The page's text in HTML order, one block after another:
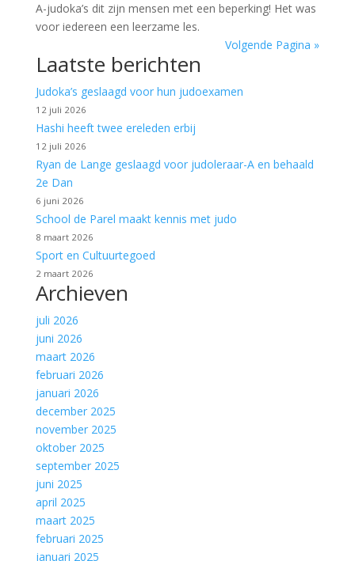
A-judoka’s dit zijn mensen met een beperking! Het was
voor iedereen een leerzame les.
Volgende Pagina »
Laatste berichten
Judoka’s geslaagd voor hun judoexamen
12 juli 2026
Hashi heeft twee ereleden erbij
12 juli 2026
Ryan de Lange geslaagd voor judoleraar-A en behaald
2e Dan
6 juni 2026
School de Parel maakt kennis met judo
8 maart 2026
Sport en Cultuurtegoed
2 maart 2026
Archieven
juli 2026
juni 2026
maart 2026
februari 2026
januari 2026
december 2025
november 2025
oktober 2025
september 2025
juni 2025
april 2025
maart 2025
februari 2025
januari 2025